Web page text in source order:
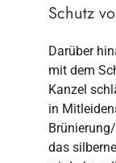
Schutz
Darüber
mit dem
Kanzel
in
das